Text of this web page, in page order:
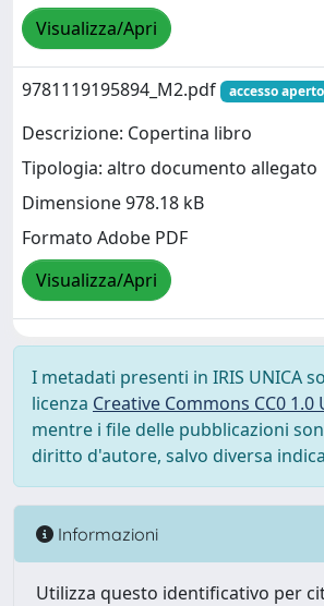
Visualizza/Apri
9781119195894_M2.pdf accesso aperto
Descrizione: Copertina libro
Tipologia: altro documento allegato
Dimensione 978.18 kB
Formato Adobe PDF
Visualizza/Apri
I metadati presenti in IRIS UNICA
licenza Creative Commons CC0 1.0
mentre i file delle pubblicazioni
diritto d'autore, salvo diversa
Informazioni
Utilizza questo identificativo per